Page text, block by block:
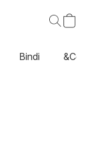
Bindi &Co